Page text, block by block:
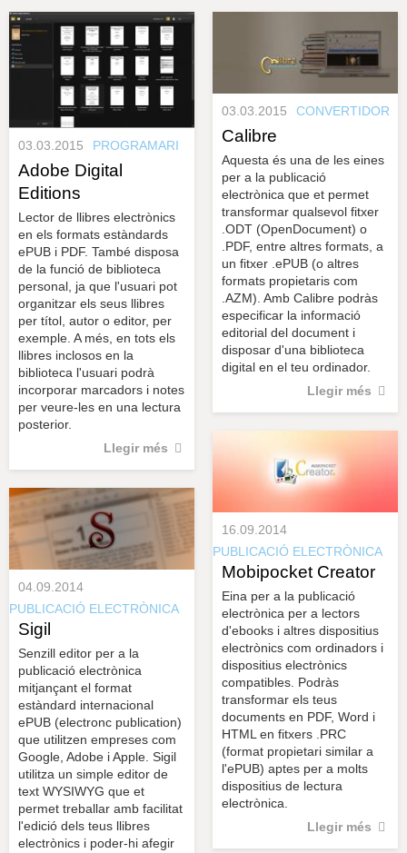
u
l
e
l
03.03.2015 PROGRAMARI
Adobe Digital
Editions
Lector de llibres electrònics
en els formats estàndards
ePUB i PDF. També disposa
de la funció de biblioteca
personal, ja que l'usuari pot
organitzar els seus llibres
per títol, autor o editor, per
exemple. A més, en tots els
llibres inclosos en la
biblioteca l'usuari podrà
incorporar marcadors i notes
per veure-les en una lectura
posterior.
Llegir més
03.03.2015 CONVERTIDOR
Calibre
Aquesta és una de les eines
per a la publicació
electrònica que et permet
transformar qualsevol fitxer
.ODT (OpenDocument) o
.PDF, entre altres formats, a
un fitxer .ePUB (o altres
formats propietaris com
.AZM). Amb Calibre podràs
especificar la informació
editorial del document i
disposar d'una biblioteca
digital en el teu ordinador.
Llegir més
16.09.2014
PUBLICACIÓ ELECTRÒNICA
Mobipocket Creator
Eina per a la publicació
electrònica per a lectors
d'ebooks i altres dispositius
electrònics com ordinadors i
dispositius electrònics
compatibles. Podràs
transformar els teus
documents en PDF, Word i
HTML en fitxers .PRC
(format propietari similar a
l'ePUB) aptes per a molts
dispositius de lectura
electrònica.
Llegir més
04.09.2014
PUBLICACIÓ ELECTRÒNICA
Sigil
Senzill editor per a la
publicació electrònica
mitjançant el format
estàndard internacional
ePUB (electronc publication)
que utilitzen empreses com
Google, Adobe i Apple. Sigil
utilitza un simple editor de
text WYSIWYG que et
permet treballar amb facilitat
l'edició dels teus llibres
electrònics i poder-hi afegir